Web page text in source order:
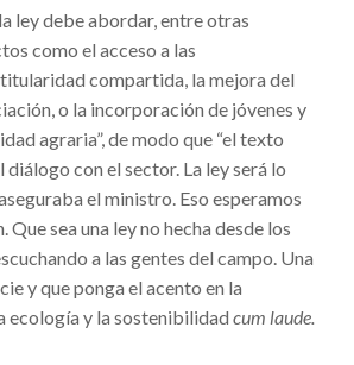
ley debe abordar, entre otras
como el acceso a las
compartida, la mejora del
o la incorporación de jóvenes y
agraria”, de modo que “el texto
con el sector. La ley será lo
el ministro. Eso esperamos
sea una ley no hecha desde los
a las gentes del campo. Una
y que ponga el acento en la
ecología y la sostenibilidad cum laude.